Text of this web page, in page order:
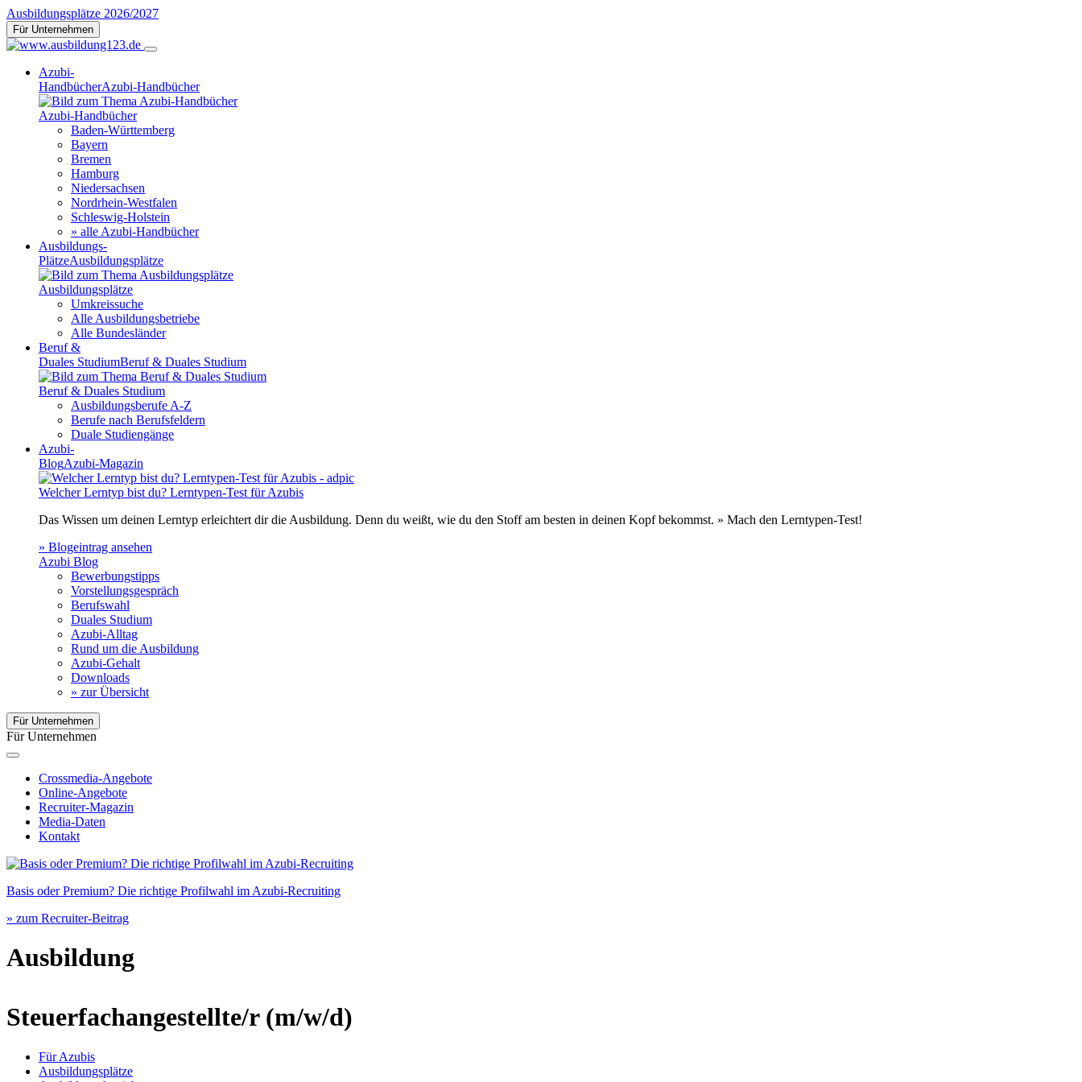
Ausbildungsplätze 2026/2027
Für Unternehmen
Azubi-
HandbücherAzubi-Handbücher
Azubi-Handbücher
Baden-Württemberg
Bayern
Bremen
Hamburg
Niedersachsen
Nordrhein-Westfalen
Schleswig-Holstein
» alle Azubi-Handbücher
Ausbildungs-
PlätzeAusbildungsplätze
Ausbildungsplätze
Umkreissuche
Alle Ausbildungsbetriebe
Alle Bundesländer
Beruf &
Duales StudiumBeruf & Duales Studium
Beruf & Duales Studium
Ausbildungsberufe A-Z
Berufe nach Berufsfeldern
Duale Studiengänge
Azubi-
BlogAzubi-Magazin
Welcher Lerntyp bist du? Lerntypen-Test für Azubis
Das Wissen um deinen Lerntyp erleichtert dir die Ausbildung. Denn du weißt, wie du den Stoff am besten in deinen Kopf bekommst. » Mach den Lerntypen-Test!
» Blogeintrag ansehen
Azubi Blog
Bewerbungstipps
Vorstellungsgespräch
Berufswahl
Duales Studium
Azubi-Alltag
Rund um die Ausbildung
Azubi-Gehalt
Downloads
» zur Übersicht
Für Unternehmen
Für Unternehmen
Crossmedia-Angebote
Online-Angebote
Recruiter-Magazin
Media-Daten
Kontakt
Basis oder Premium? Die richtige Profilwahl im Azubi-Recruiting
» zum Recruiter-Beitrag
Ausbildung
Steuerfachangestellte/r (m/w/d)
Für Azubis
Ausbildungsplätze